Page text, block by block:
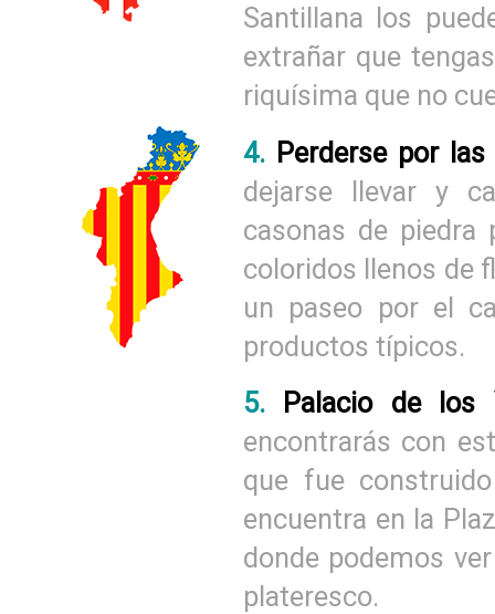
Santillana los
extrañar que
riquísima que no
4. Perderse por las
dejarse llevar y
casonas de piedra
coloridos llenos de
un paseo por el
productos típicos.
5.
Palacio de los
encontrarás con
que fue
encuentra en la
donde podemos
plateresco.